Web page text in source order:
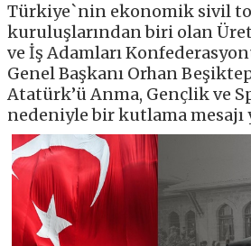
Türkiye`nin ekonomik sivil
kuruluşlarından biri olan
ve İş Adamları
Genel Başkanı Orhan
Atatürk’ü Anma, Gençlik ve
nedeniyle bir kutlama mesajı